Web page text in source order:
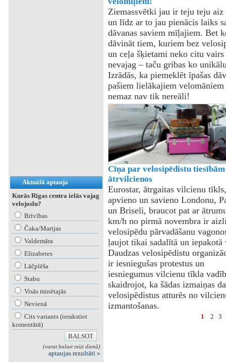
Aktuālā aptauja
Kurās Rīgas centra ielās vajag
velojoslu?
Brīvības
Čaka/Marijas
Valdemāra
Elizabetes
Lāčplēša
Stabu
Visās minētajās
Nevienā
Cits variants (ierakstiet
komentārā)
(varat balsot reizi dienā)
aptaujas rezultāti »
Ziemassvētki jau ir teju teju aiz
un līdz ar to jau pienācis laiks
dāvanas saviem mīļajiem. Bet
dāvināt tiem, kuriem bez
un ceļa šķietami neko citu vairs
nevajag – taču gribas ko
Izrādās, ka piemeklēt īpašas
pašiem lielākajiem velomāniem
nemaz nav tik nereāli!
Cīņa par velosipēdistu tiesībām
ātrvilcienos
Eurostar, ātrgaitas vilcienu
apvieno un savieno Londonu,
un Briseli, braucot pat ar
km/h no pirmā novembra ir
velosipēdu pārvadāšanu
ļaujot tikai sadalītā un iepakotā
Daudzas velosipēdistu
ir iesniegušas protestus un
iesniegumus vilcienu tīkla
skaidrojot, ka šādas izmaiņas
velosipēdistus atturēs no
izmantošanas.
1 2 3